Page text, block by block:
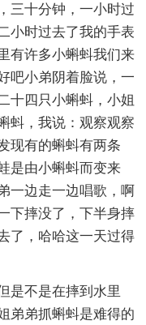
三十分钟，一小时过
小时过去了我的手表
有许多小蝌蚪我们来
吧小弟阴着脸说，一
十四只小蝌蚪，小姐
蚪，我说：观察观察
现有的蝌蚪有两条
是由小蝌蚪而变来
一边走一边唱歌，啊
下摔没了，下半身摔
了，哈哈这一天过得
是不是在摔到水里
弟弟抓蝌蚪是难得的